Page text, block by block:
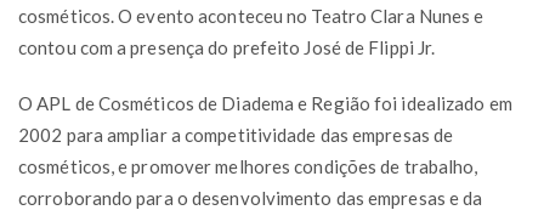
cosméticos. O evento aconteceu no Teatro Clara Nunes e
contou com a presença do prefeito José de Flippi Jr.
O APL de Cosméticos de Diadema e Região foi idealizado em
2002 para ampliar a competitividade das empresas de
cosméticos, e promover melhores condições de trabalho,
corroborando para o desenvolvimento das empresas e da